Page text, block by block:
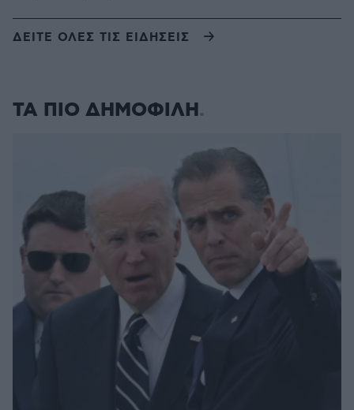
ΔΕΙΤΕ ΟΛΕΣ ΤΙΣ ΕΙΔΗΣΕΙΣ
ΤΑ ΠΙΟ ΔΗΜΟΦΙΛΗ